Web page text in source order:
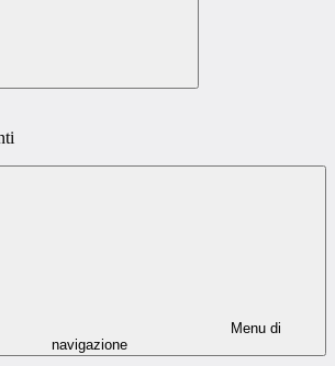
Menu di
navigazione